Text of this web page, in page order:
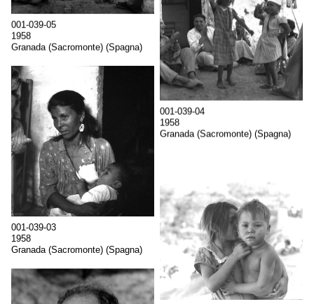
001-039-05
1958
Granada (Sacromonte) (Spagna)
001-039-04
1958
Granada (Sacromonte) (Spagna)
001-039-03
1958
Granada (Sacromonte) (Spagna)